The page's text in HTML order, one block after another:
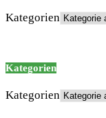
Kategorien
Kategorien
Kategorien